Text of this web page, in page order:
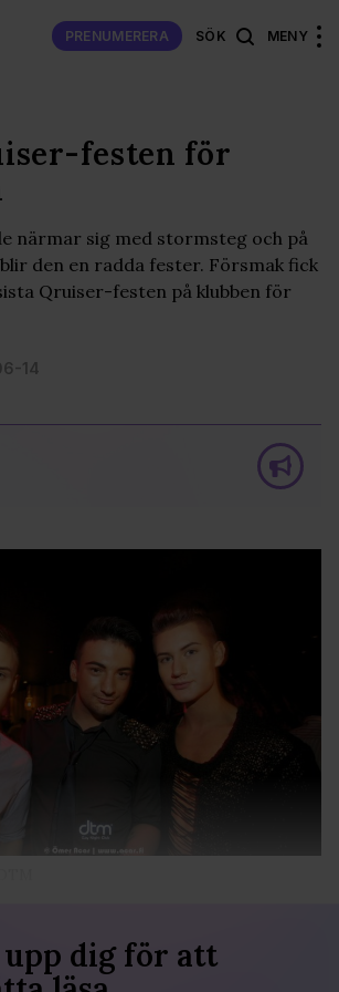
PRENUMERERA SÖK MENY
festen för
närmar sig med stormsteg och på
den en radda fester. Försmak fick
Qruiser-festen på klubben för
14
upp dig för att